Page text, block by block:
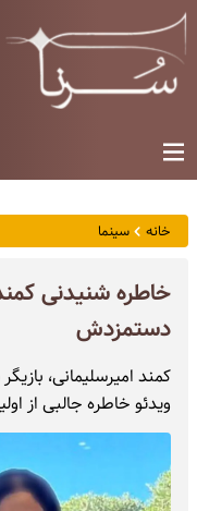
خانه سینما
خاطره شنیدنی
دستمزدش
کمند امیرسلیمانی،
ویدئو خاطره جالبی از